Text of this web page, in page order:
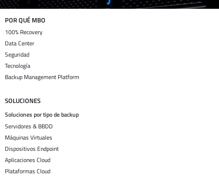
POR QUÉ MBO
100% Recovery
Data Center
Seguridad
Tecnología
Backup Management Platform
SOLUCIONES
Soluciones por tipo de backup
Servidores & BBDD
Máquinas Virtuales
Dispositivos Endpoint
Aplicaciones Cloud
Plataformas Cloud